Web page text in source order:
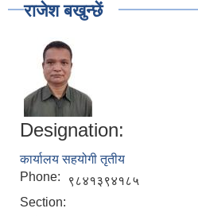
राजेश बखुन्छें
Designation:
कार्यालय सहयोगी तृतीय
Phone:
९८४१३९४१८५
Section: